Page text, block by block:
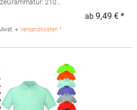
210
/ 2% Viskose), (Grey Melange: 85%
zur
ab 9,49 € *
+ Versandkosten *